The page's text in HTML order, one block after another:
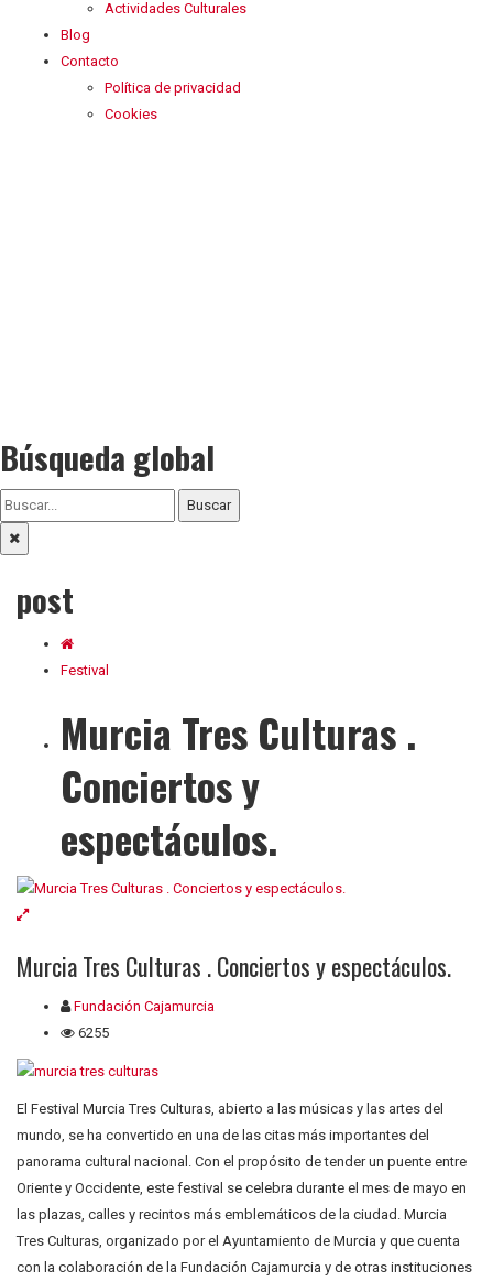
Actividades Culturales
Blog
Contacto
Política de privacidad
Cookies
Búsqueda global
Buscar
post
Festival
Murcia Tres Culturas .
Conciertos y
espectáculos.
Murcia Tres Culturas . Conciertos y espectáculos.
Fundación Cajamurcia
6255
El Festival Murcia Tres Culturas, abierto a las músicas y las artes del
mundo, se ha convertido en una de las citas más importantes del
panorama cultural nacional. Con el propósito de tender un puente entre
Oriente y Occidente, este festival se celebra durante el mes de mayo en
las plazas, calles y recintos más emblemáticos de la ciudad. Murcia
Tres Culturas, organizado por el Ayuntamiento de Murcia y que cuenta
con la colaboración de la Fundación Cajamurcia y de otras instituciones